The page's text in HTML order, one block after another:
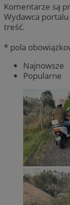
Komentarze są
Wydawca
treść.
* pola
Najnowsze
Popularne